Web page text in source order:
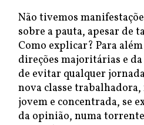
Não tivemos
sobre a pauta, apesar de
Como explicar? Para
direções majoritárias e
de evitar qualquer jornada
nova classe
jovem e concentrada, se
da opinião, numa